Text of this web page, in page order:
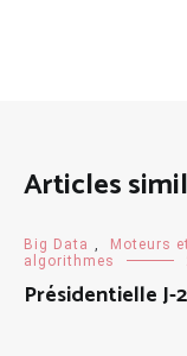
Articles
Big Data , Moteurs
algorithmes
Présidentielle